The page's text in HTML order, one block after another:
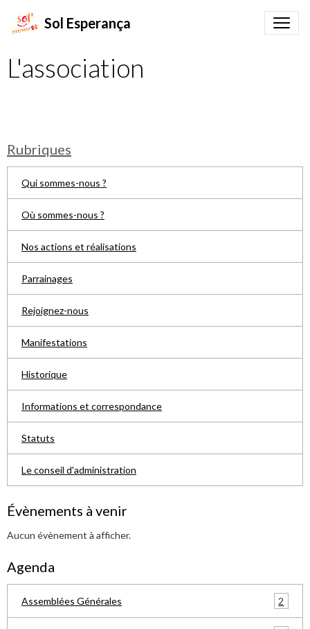
Sol Esperança
L'association
Rubriques
Qui sommes-nous ?
Où sommes-nous ?
Nos actions et réalisations
Parrainages
Rejoignez-nous
Manifestations
Historique
Informations et correspondance
Statuts
Le conseil d'administration
Évènements à venir
Aucun évènement à afficher.
Agenda
Assemblées Générales 2